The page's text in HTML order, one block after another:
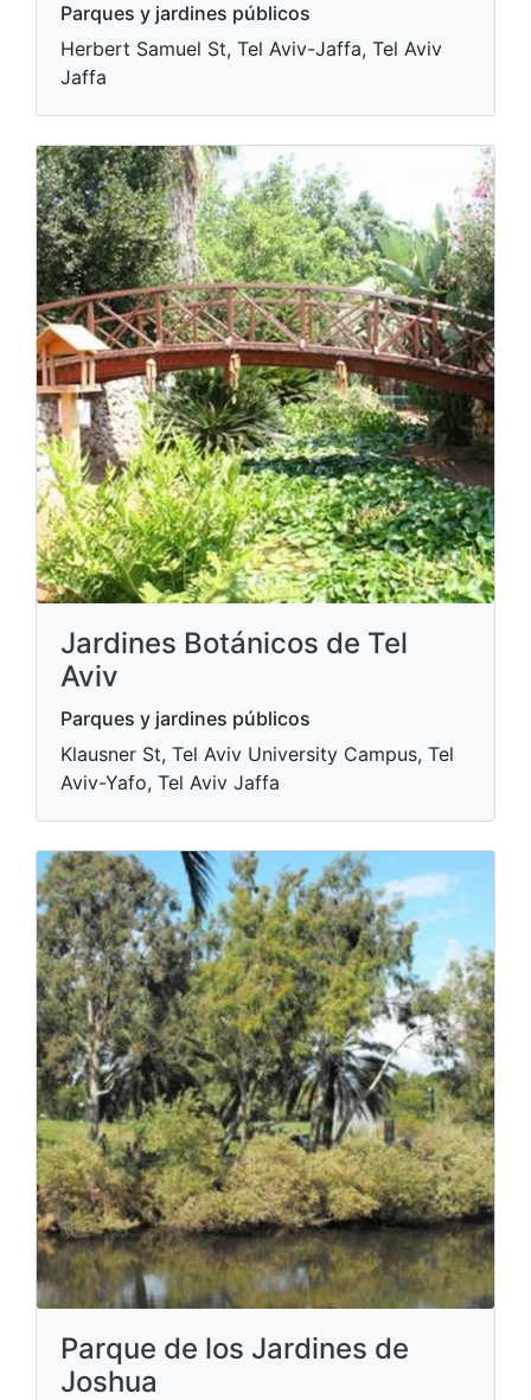
Parques y jardines públicos
Herbert Samuel St, Tel Aviv-Jaffa, Tel Aviv
Jaffa
Jardines Botánicos de Tel
Aviv
Parques y jardines públicos
Klausner St, Tel Aviv University Campus, Tel
Aviv-Yafo, Tel Aviv Jaffa
Parque de los Jardines de
Joshua